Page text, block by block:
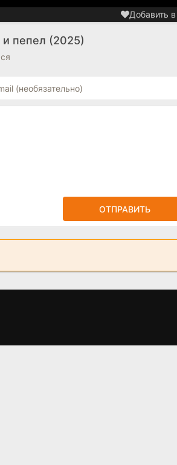
Добавить
пепел (2025)
ОТПРАВИТЬ